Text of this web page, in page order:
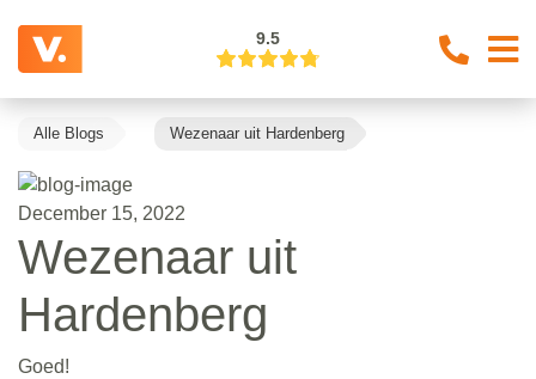
9.5
Alle Blogs Wezenaar uit Hardenberg
December 15, 2022
Wezenaar uit
Hardenberg
Goed!